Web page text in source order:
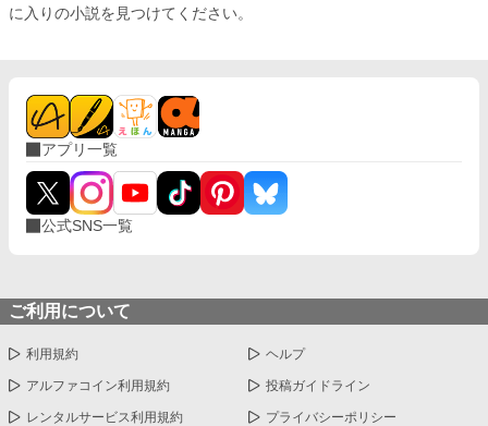
す。 ◾️挿絵はなんでも書いちゃうヨギリ酔客様からご寄贈い
に入りの小説を見つけてください。
アプリ一覧
公式SNS一覧
ご利用について
利用規約 ヘルプ
アルファコイン利用規約 投稿ガイドライン
レンタルサービス利用規約 プライバシーポリシー